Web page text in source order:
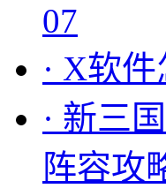
07
· X软件
· 新三
阵容攻